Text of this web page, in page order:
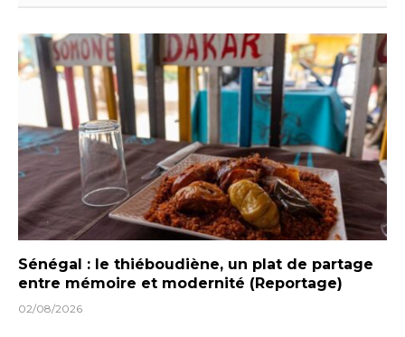
Sénégal : le thiéboudiène, un plat de partage
entre mémoire et modernité (Reportage)
02/08/2026